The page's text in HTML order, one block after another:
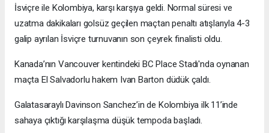
İsviçre ile Kolombiya, karşı karşıya geldi. Normal süresi ve
uzatma dakikaları golsüz geçilen maçtan penaltı atışlarıyla 4-3
galip ayrılan İsviçre turnuvanın son çeyrek finalisti oldu.
Kanada’nın Vancouver kentindeki BC Place Stadı'nda oynanan
maçta El Salvadorlu hakem Ivan Barton düdük çaldı.
Galatasaraylı Davinson Sanchez’in de Kolombiya ilk 11’inde
sahaya çıktığı karşılaşma düşük tempoda başladı.